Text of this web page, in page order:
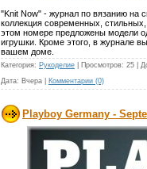
"Knit Now" - журнал по вязанию на
коллекция современных,
этом номере предложены модели
игрушки. Кроме этого, в журнале
вашем доме.
Категория: Рукоделие Просмотров: 25
Дата: Вчера Комментарии (0)
Playboy Germany -